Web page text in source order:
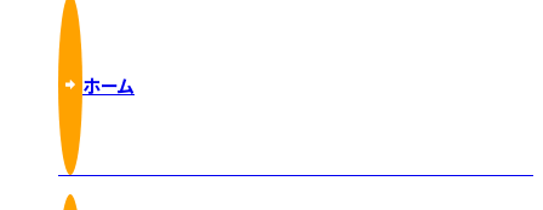
ホーム